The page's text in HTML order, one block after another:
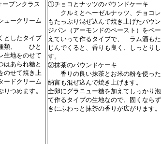
ープンクラス
ュークリーム
としたタイプ
種類、 ひと
生地をのせて
はあられ糖と
のせて焼き上
ードクリーム
りつめます 。
①チョコとナッツのパウンドケーキ
クルミとヘーゼルナッツ、チョコレ
もたっぷり混ぜ込んで焼き上げたパウ
ジパン（アーモンドのペースト）をベ
えていって作るタイプで、 ラム酒も
じんでくると、香りも良く、しっとり
す。
②抹茶のパウンドケーキ
香りの良い抹茶とお米の粉を使った
納言も混ぜ込んで焼き上げます。
全卵にグラニュー糖を加えてしっかり
て作るタイプの生地なので、固くなら
きにふわっと抹茶の香りが広がり